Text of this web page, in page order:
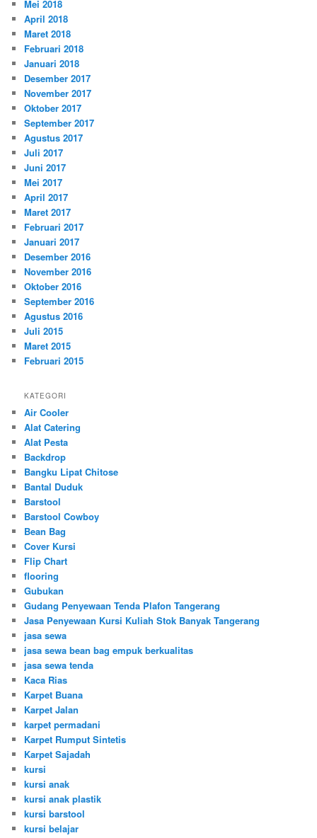
Mei 2018
April 2018
Maret 2018
Februari 2018
Januari 2018
Desember 2017
November 2017
Oktober 2017
September 2017
Agustus 2017
Juli 2017
Juni 2017
Mei 2017
April 2017
Maret 2017
Februari 2017
Januari 2017
Desember 2016
November 2016
Oktober 2016
September 2016
Agustus 2016
Juli 2015
Maret 2015
Februari 2015
KATEGORI
Air Cooler
Alat Catering
Alat Pesta
Backdrop
Bangku Lipat Chitose
Bantal Duduk
Barstool
Barstool Cowboy
Bean Bag
Cover Kursi
Flip Chart
flooring
Gubukan
Gudang Penyewaan Tenda Plafon Tangerang
Jasa Penyewaan Kursi Kuliah Stok Banyak Tangerang
jasa sewa
jasa sewa bean bag empuk berkualitas
jasa sewa tenda
Kaca Rias
Karpet Buana
Karpet Jalan
karpet permadani
Karpet Rumput Sintetis
Karpet Sajadah
kursi
kursi anak
kursi anak plastik
kursi barstool
kursi belajar